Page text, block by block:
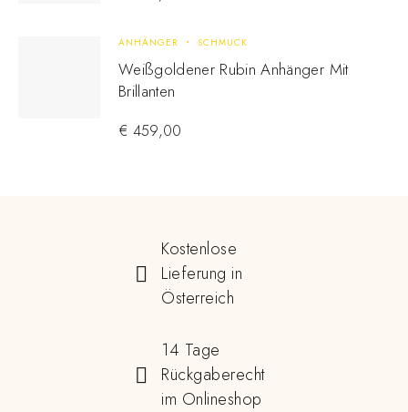
ANHÄNGER SCHMUCK
Weißgoldener Rubin Anhänger Mit
Brillanten
€ 459,00
Kostenlose
Lieferung in
Österreich
14 Tage
Rückgaberecht
im Onlineshop